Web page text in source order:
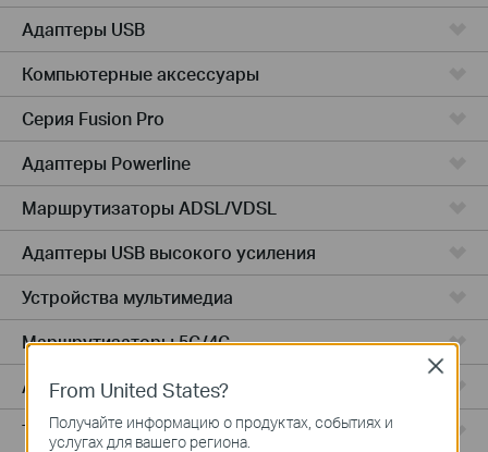
Адаптеры USB
Компьютерные аксессуары
Серия Fusion Pro
Адаптеры Powerline
Маршрутизаторы ADSL/VDSL
Адаптеры USB высокого усиления
Устройства мультимедиа
Маршрутизаторы 5G/4G
Адаптеры PCIe
Точки доступа
From United States?
Получайте информацию о продуктах, событиях и
услугах для вашего региона.
Close